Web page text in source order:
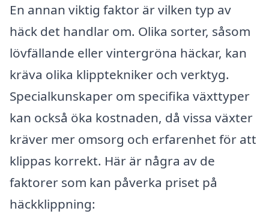
En annan viktig faktor är vilken typ av
häck det handlar om. Olika sorter, såsom
lövfällande eller vintergröna häckar, kan
kräva olika klipptekniker och verktyg.
Specialkunskaper om specifika växttyper
kan också öka kostnaden, då vissa växter
kräver mer omsorg och erfarenhet för att
klippas korrekt. Här är några av de
faktorer som kan påverka priset på
häckklippning: